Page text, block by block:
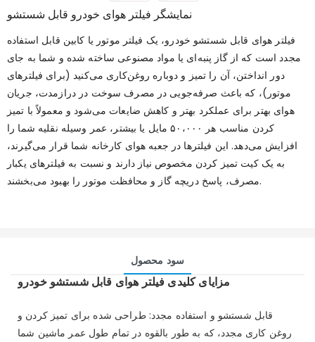
نمایشگر فیلتر هوای خودرو قابل شستشو
فیلتر هوای قابل شستشو خودرو، یک فیلتر موتور یا کابین قابل استفاده
مجدد است که از گاز پنبه‌ای یا مواد مصنوعی ساخته شده و شما به جای
دور انداختن، آن را تمیز و دوباره روغن‌کاری می‌کنید (برای فیلترهای
موتور)، که باعث صرفه‌جویی در مصرف سوخت در درازمدت، جریان
هوای بهتر برای عملکرد بهتر و کاهش ضایعات می‌شود و معمولاً با تمیز
کردن مناسب هر ۵۰،۰۰۰ مایل یا بیشتر، عمر وسیله نقلیه شما را
افزایش می‌دهد. این فیلترها در جعبه هوای کارخانه شما قرار می‌گیرند،
به یک کیت تمیز کردن مخصوص نیاز دارند و نسبت به فیلترهای یکبار
مصرف، پاسخ دریچه گاز و محافظت موتور را بهبود می‌بخشند.
سود محصول
مزایای کلیدی فیلتر هوای قابل شستشو خودرو
قابل شستشو و استفاده مجدد: طراحی شده برای تمیز کردن و
روغن کاری مجدد، که به طور بالقوه در تمام طول عمر ماشین شما